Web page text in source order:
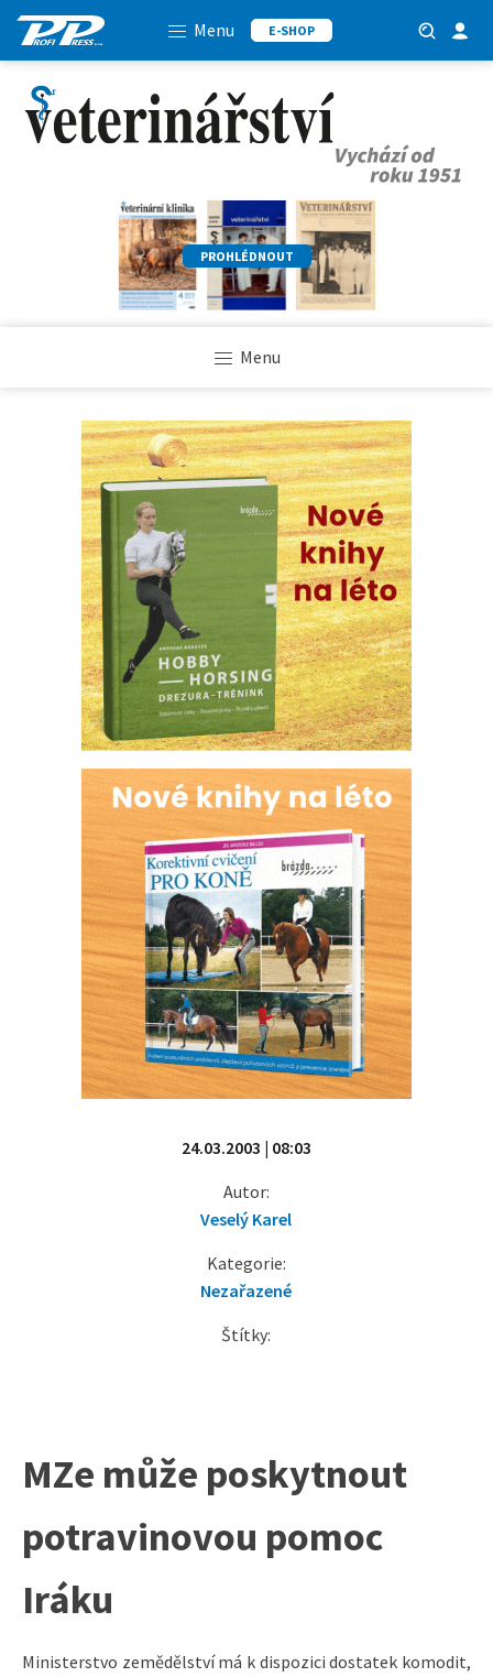
Menu E-SHOP
PROHLÉDNOUT
Menu
24.03.2003 | 08:03
Autor:
Veselý Karel
Kategorie:
Nezařazené
Štítky:
MZe může poskytnout
potravinovou pomoc
Iráku
Ministerstvo zemědělství má k dispozici dostatek komodit,